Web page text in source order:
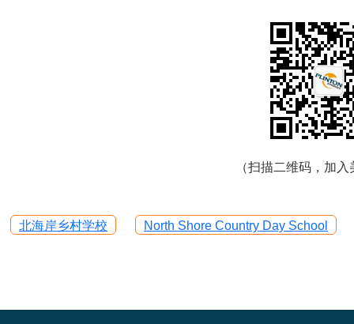
（扫描二维码，加
北海岸乡村学校 North Shore Country Day School